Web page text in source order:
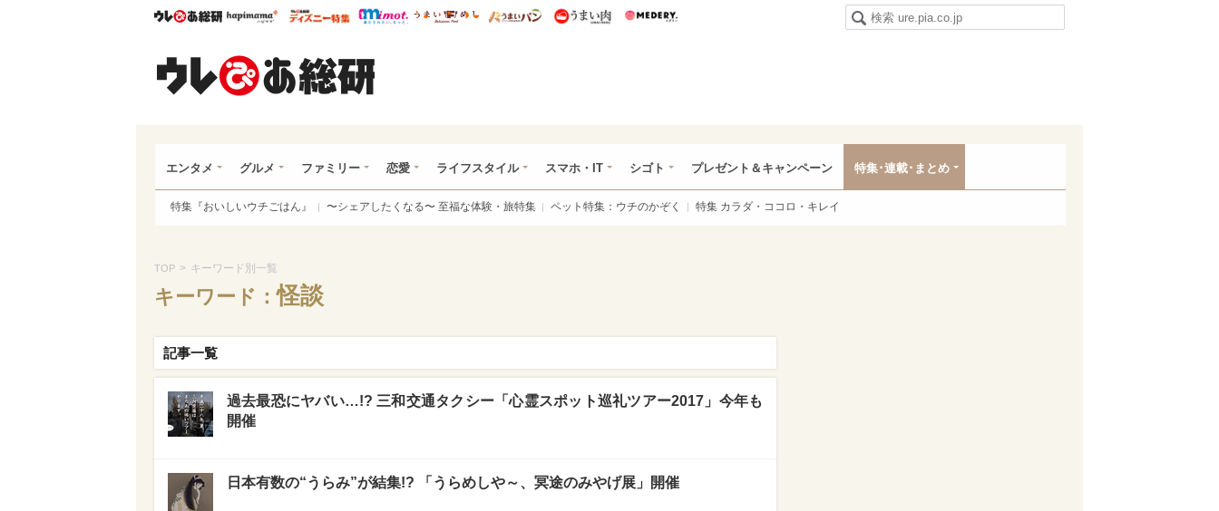
ウレぴあ総研ハピママ* ウレぴあ総研 ディズニー特集
mimot. うまいめし うまいパン うまい肉
エンタメ グルメ ファミリー 恋愛 ライフスタイル スマホ・IT シゴト プレゼント＆キャンペーン 特集･連載･まとめ
特集『おいしいウチごはん』 〜シェアしたくなる〜 至福な体験・旅特集 ペット特集：ウチのかぞく 特集 カラダ・ココロ・キレイ
TOP > キーワード別一覧
キーワード：怪談
記事一覧
過去最恐にヤバい…!? 三和交通タクシー「心霊スポット巡礼ツアー2017」今年も
開催
日本有数の“うらみ”が結集!? 「うらめしや～、冥途のみやげ展」開催